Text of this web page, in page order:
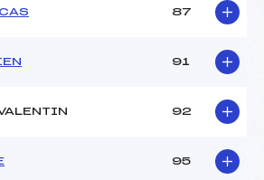
87
91
92
95